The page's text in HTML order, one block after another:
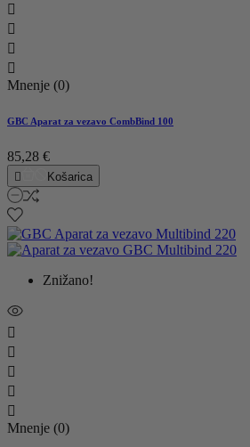




Mnenje (0)
GBC Aparat za vezavo CombBind 100
85,28 €
 Košarica
Znižano!





Mnenje (0)